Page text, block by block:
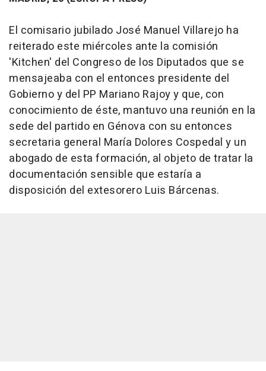
El comisario jubilado José Manuel Villarejo ha
reiterado este miércoles ante la comisión
'Kitchen' del Congreso de los Diputados que se
mensajeaba con el entonces presidente del
Gobierno y del PP Mariano Rajoy y que, con
conocimiento de éste, mantuvo una reunión en la
sede del partido en Génova con su entonces
secretaria general María Dolores Cospedal y un
abogado de esta formación, al objeto de tratar la
documentación sensible que estaría a
disposición del extesorero Luis Bárcenas.